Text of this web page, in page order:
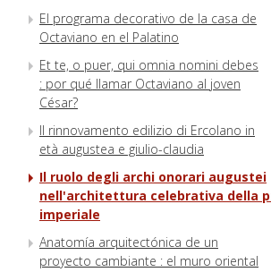
El programa decorativo de la casa de
Octaviano en el Palatino
Et te, o puer, qui omnia nomini debes
: por qué llamar Octaviano al joven
César?
Il rinnovamento edilizio di Ercolano in
età augustea e giulio-claudia
Il ruolo degli archi onorari augustei
nell'architettura celebrativa della
imperiale
Anatomía arquitectónica de un
proyecto cambiante : el muro oriental